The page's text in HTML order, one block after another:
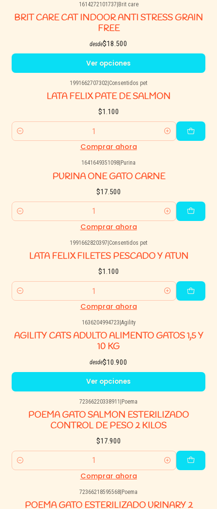
1614272101737|Brit care
BRIT CARE CAT INDOOR ANTI STRESS GRAIN
FREE
desde$18.500
Ver opciones
1991662707302 Consentidos pet
LATA FELIX PATE DE SALMON
$1.100
Cantidad
Comprar ahora
1641649351098 Purina
PURINA ONE GATO CARNE
$17.500
Cantidad
Comprar ahora
1991662820397|Consentidos pet
LATA FELIX FILETES PESCADO Y ATUN
$1.100
Cantidad
Comprar ahora
1636204994723 Agility
AGILITY CATS ADULTO ALIMENTO GATOS 1,5 Y
10 KG
desde$10.900
Ver opciones
72366220338911 |Poema
POEMA GATO SALMON ESTERILIZADO
CONTROL DE PESO 2 KILOS
$17.900
Cantidad
Comprar ahora
72366218595568 Poema
POEMA GATO ESTERILIZADO URINARY 2